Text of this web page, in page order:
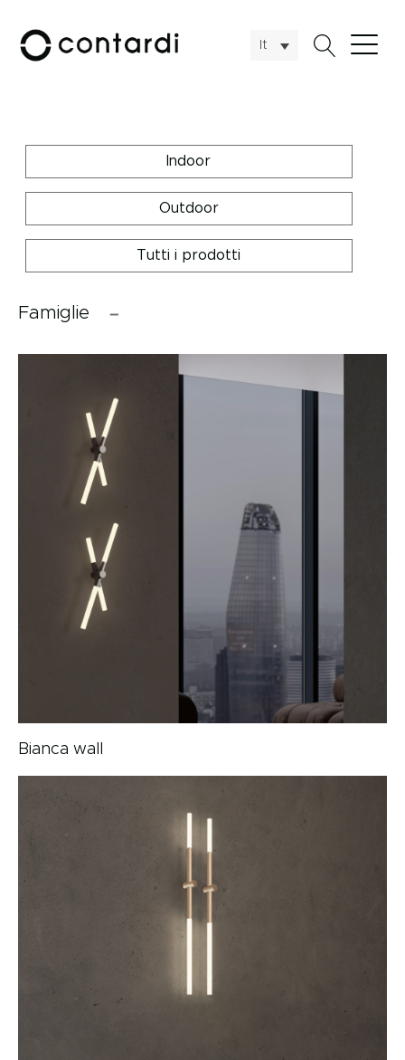
It
Indoor
Outdoor
Tutti i prodotti
Famiglie
Bianca wall